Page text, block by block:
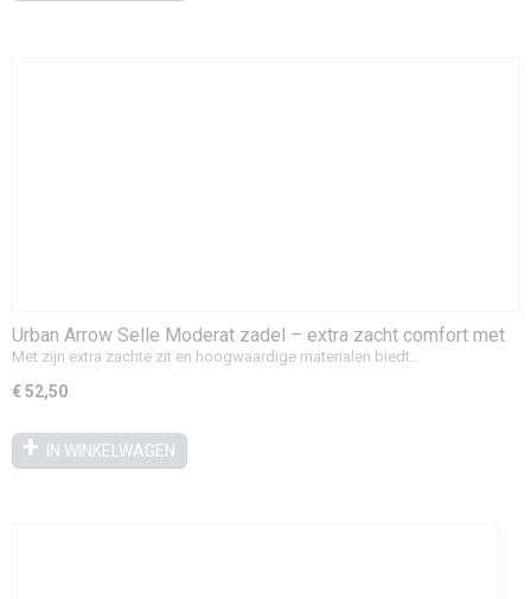
Urban Arrow Selle Moderat zadel – extra zacht comfort met
handvat
Met zijn extra zachte zit en hoogwaardige materialen biedt…
€ 52,50
IN WINKELWAGEN